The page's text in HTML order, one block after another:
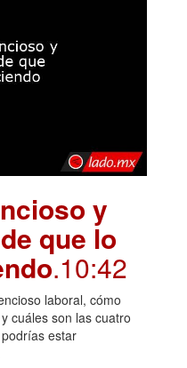
y
que lo
.10:42
laboral, cómo
cuáles son las cuatro
estar